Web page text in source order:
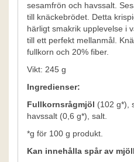
sesamfrön och havssalt.
till knäckebrödet. Detta
härligt smakrik upplevelse i
till ett perfekt mellanmål.
fullkorn och 20% fiber.
Vikt: 245 g
Ingredienser:
Fullkornsrågmjöl (102 g*),
havssalt (0,6 g*), salt.
*g för 100 g produkt.
Kan innehålla spår av